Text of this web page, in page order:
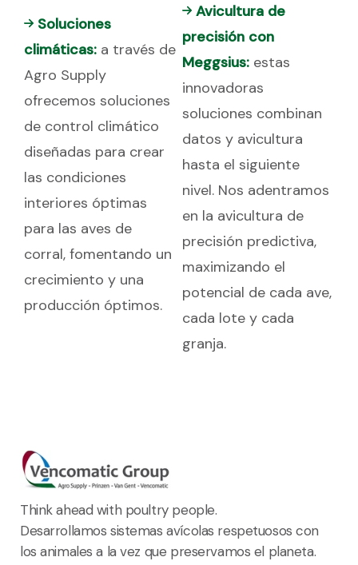
Soluciones
climáticas: a través de
Agro Supply
ofrecemos soluciones
de control climático
diseñadas para crear
las condiciones
interiores óptimas
para las aves de
corral, fomentando un
crecimiento y una
producción óptimos.
Avicultura de
precisión con
Meggsius: estas
innovadoras
soluciones combinan
datos y avicultura
hasta el siguiente
nivel. Nos adentramos
en la avicultura de
precisión predictiva,
maximizando el
potencial de cada ave,
cada lote y cada
granja.
Think ahead with poultry people.
Desarrollamos sistemas avícolas respetuosos con
los animales a la vez que preservamos el planeta.